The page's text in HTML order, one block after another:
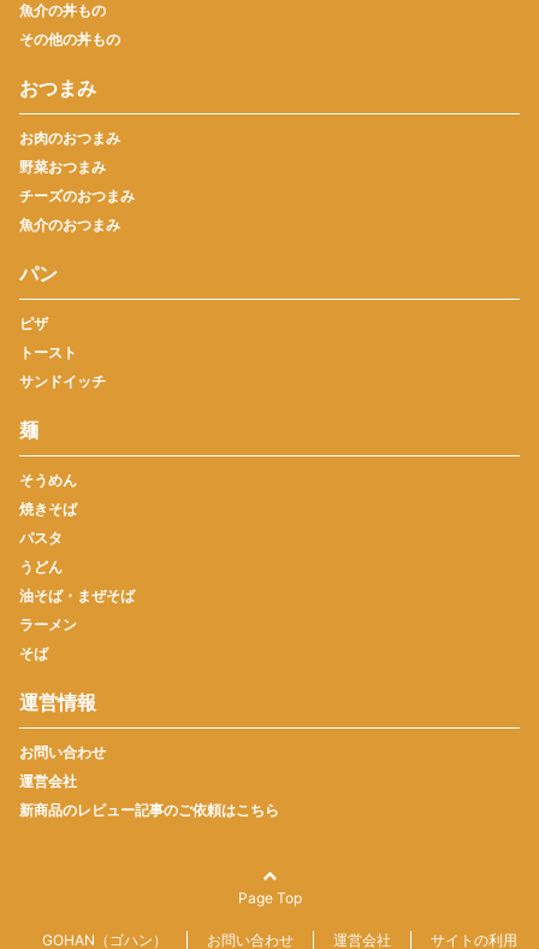
魚介の丼もの
その他の丼もの
おつまみ
お肉のおつまみ
野菜おつまみ
チーズのおつまみ
魚介のおつまみ
パン
ピザ
トースト
サンドイッチ
麺
そうめん
焼きそば
パスタ
うどん
油そば・まぜそば
ラーメン
そば
運営情報
お問い合わせ
運営会社
新商品のレビュー記事のご依頼はこちら
Page Top
GOHAN（ゴハン） お問い合わせ 運営会社 サイトの利用